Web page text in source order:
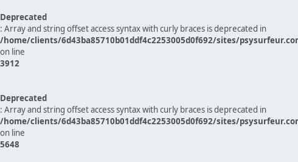
Deprecated
: Array and string offset access syntax with curly braces is deprecated in
/home/clients/6d43ba85710b01ddf4c2253005d0f692/sites/
on line
3912
Deprecated
: Array and string offset access syntax with curly braces is deprecated in
/home/clients/6d43ba85710b01ddf4c2253005d0f692/sites/
on line
5648